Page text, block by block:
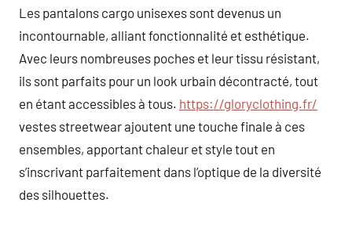
Les pantalons cargo unisexes sont devenus un
incontournable, alliant fonctionnalité et esthétique.
Avec leurs nombreuses poches et leur tissu résistant,
ils sont parfaits pour un look urbain décontracté, tout
en étant accessibles à tous. https://gloryclothing.fr/
vestes streetwear ajoutent une touche finale à ces
ensembles, apportant chaleur et style tout en
s’inscrivant parfaitement dans l’optique de la diversité
des silhouettes.